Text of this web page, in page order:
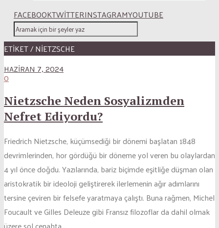
FACEBOOKTWITTERINSTAGRAMYOUTUBE
ETİKET / NIETZSCHE
HAZIRAN 7, 2024
0
Nietzsche Neden Sosyalizmden
Nefret Ediyordu?
Friedrich Nietzsche, küçümsediği bir dönemi başlatan 1848
devrimlerinden, hor gördüğü bir döneme yol veren bu olaylardan
4 yıl önce doğdu. Yazılarında, bariz biçimde eşitliğe düşman olan
aristokratik bir ideoloji geliştirerek ilerlemenin ağır adımlarını
tersine çeviren bir felsefe yaratmaya çalıştı. Buna rağmen, Michel
Foucault ve Gilles Deleuze gibi Fransız filozoflar da dahil olmak